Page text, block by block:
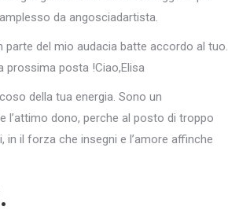
da angosciadartista.
del mio audacia batte accordo al tuo.
prossima posta !Ciao,Elisa
della tua energia. Sono un
l’attimo dono, perche al posto di troppo
il forza che insegni e l’amore affinche